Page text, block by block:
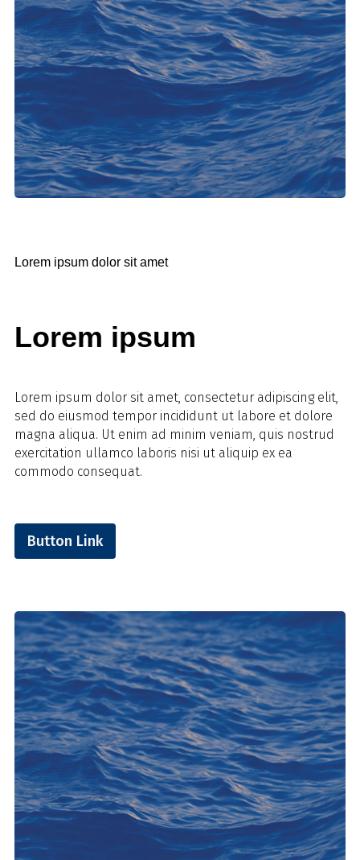
Lorem ipsum dolor sit amet
Lorem ipsum
Lorem ipsum dolor sit amet, consectetur adipiscing elit,
sed do eiusmod tempor incididunt ut labore et dolore
magna aliqua. Ut enim ad minim veniam, quis nostrud
exercitation ullamco laboris nisi ut aliquip ex ea
commodo consequat.
Button Link